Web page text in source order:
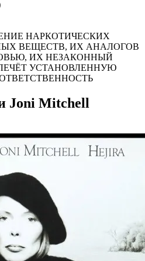
НАРКОТИЧЕСКИХ
ВЕЩЕСТВ, ИХ АНАЛОГОВ
ИХ НЕЗАКОННЫЙ
УСТАНОВЛЕННУЮ
Joni Mitchell